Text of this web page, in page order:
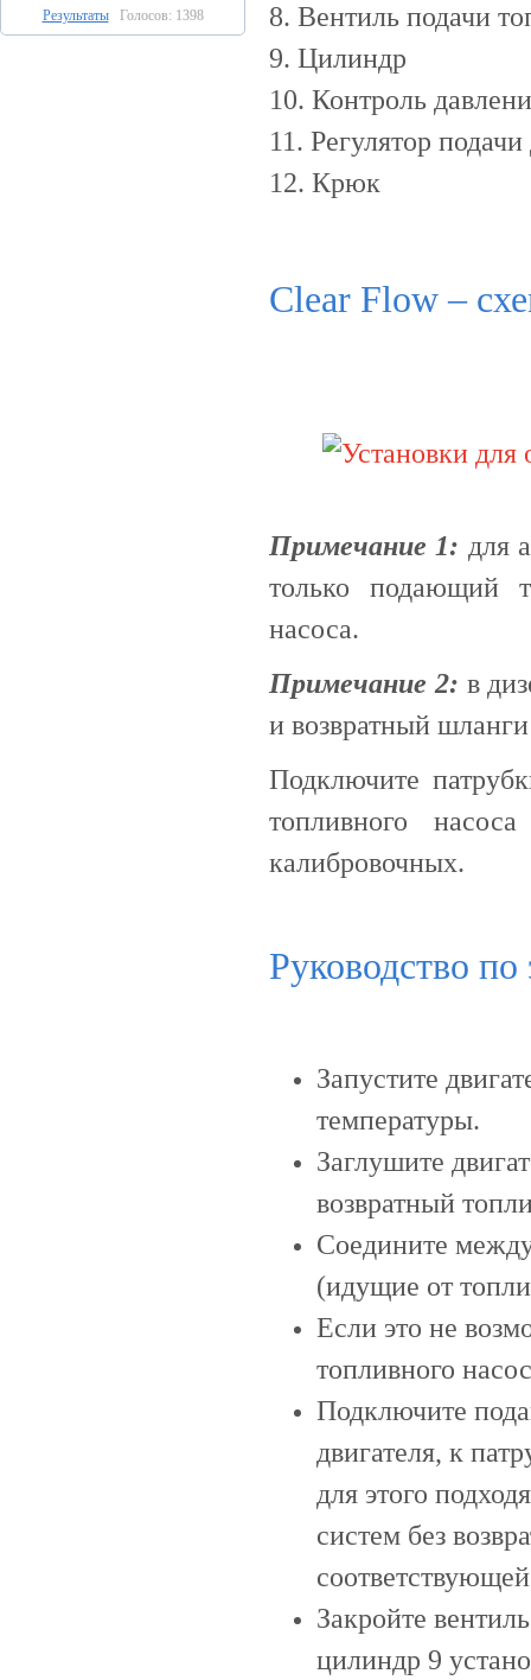
РезультатыГолосов: 1398
8. Вентиль подачи
9. Цилиндр
10. Контроль
11. Регулятор
12. Крюк
Clear Flow –
Примечание 1: для
только подающий
насоса.
Примечание 2: в
и возвратный
Подключите
топливного
калибровочных.
Руководство по
Запустите
температуры.
Заглушите
возвратный
Соедините
(идущие от
Если это не
топливного
Подключите
двигателя, к
для этого
систем без
Закройте
цилиндр 9